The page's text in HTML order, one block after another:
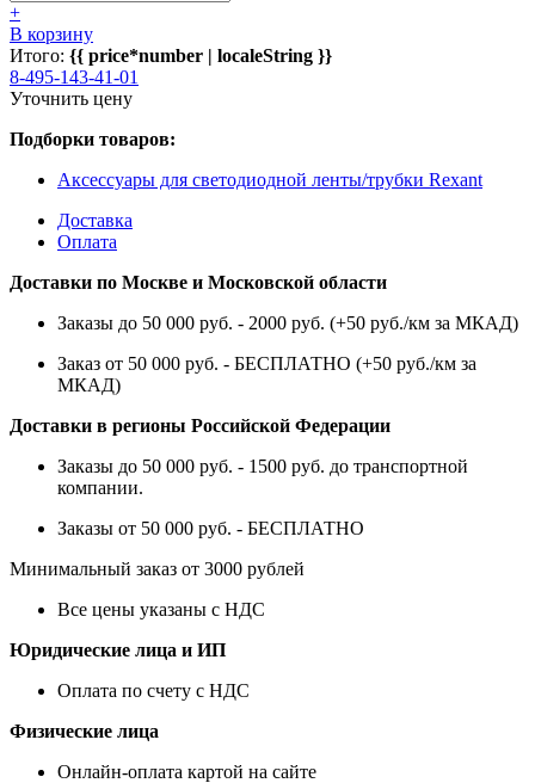
+
В корзину
Итого: {{ price*number | localeString }}
8-495-143-41-01
Уточнить цену
Подборки товаров:
Аксессуары для светодиодной ленты/трубки Rexant
Доставка
Оплата
Доставки по Москве и Московской области
Заказы до 50 000 руб. - 2000 руб. (+50 руб./км за МКАД)
Заказ от 50 000 руб. - БЕСПЛАТНО (+50 руб./км за
МКАД)
Доставки в регионы Российской Федерации
Заказы до 50 000 руб. - 1500 руб. до транспортной
компании.
Заказы от 50 000 руб. - БЕСПЛАТНО
Минимальный заказ от 3000 рублей
Все цены указаны с НДС
Юридические лица и ИП
Оплата по счету с НДС
Физические лица
Онлайн-оплата картой на сайте